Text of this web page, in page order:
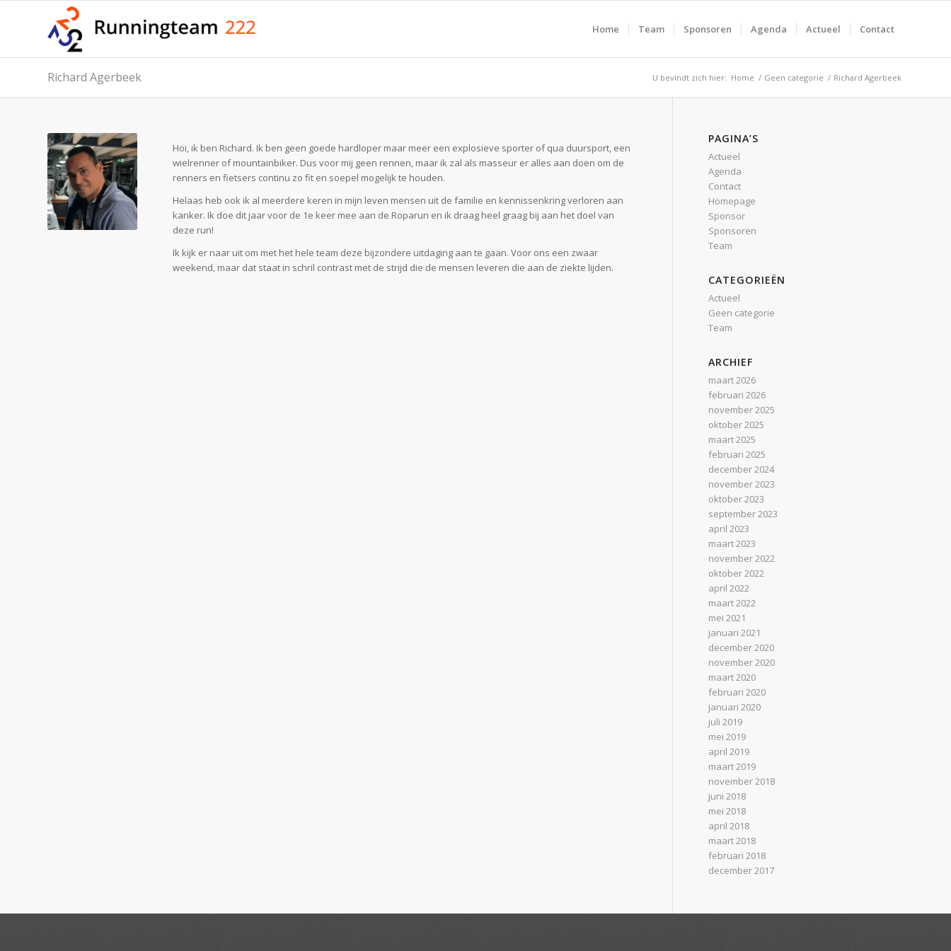
Home Team Sponsoren Agenda Actueel Contact
Richard Agerbeek U bevindt zich hier: Home / Geen categorie / Richard Agerbeek
Hoi, ik ben Richard. Ik ben geen goede hardloper maar meer een explosieve sporter of qua duursport, een
wielrenner of mountainbiker. Dus voor mij geen rennen, maar ik zal als masseur er alles aan doen om de
renners en fietsers continu zo fit en soepel mogelijk te houden.
Helaas heb ook ik al meerdere keren in mijn leven mensen uit de familie en kennissenkring verloren aan
kanker. Ik doe dit jaar voor de 1e keer mee aan de Roparun en ik draag heel graag bij aan het doel van
deze run!
Ik kijk er naar uit om met het hele team deze bijzondere uitdaging aan te gaan. Voor ons een zwaar
weekend, maar dat staat in schril contrast met de strijd die de mensen leveren die aan de ziekte lijden.
PAGINA’S
Actueel
Agenda
Contact
Homepage
Sponsor
Sponsoren
Team
CATEGORIEËN
Actueel
Geen categorie
Team
ARCHIEF
maart 2026
februari 2026
november 2025
oktober 2025
maart 2025
februari 2025
december 2024
november 2023
oktober 2023
september 2023
april 2023
maart 2023
november 2022
oktober 2022
april 2022
maart 2022
mei 2021
januari 2021
december 2020
november 2020
maart 2020
februari 2020
januari 2020
juli 2019
mei 2019
april 2019
maart 2019
november 2018
juni 2018
mei 2018
april 2018
maart 2018
februari 2018
december 2017